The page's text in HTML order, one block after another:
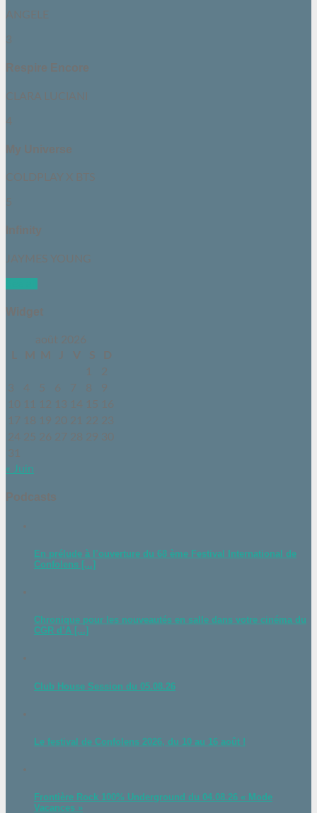
ANGELE
3
Respire Encore
CLARA LUCIANI
4
My Universe
COLDPLAY X BTS
5
Infinity
JAYMES YOUNG
Widget
août 2026
L
M M J V S
D
1
2
3
4 5 6 7 8
9
10 11 12 13 14 15 16
17 18 19 20 21 22 23
24 25 26 27 28 29 30
31
« Juin
Podcasts
En prélude à l’ouverture du 68 ème Festival International de
Confolens [...]
Chronique pour les nouveautés en salle dans votre cinéma du
CGR d’A [...]
Club House Session du 05.08.26
Le festival de Confolens 2026, du 10 au 16 août !
Frontière Rock 100% Underground du 04.08.26 « Mode
Vacances »